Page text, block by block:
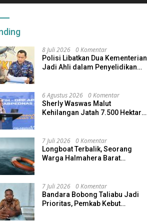
8 Juli 2026 0 Komentar
Polisi Libatkan Dua Kementerian
Jadi Ahli dalam Penyelidikan
6 Agustus 2026 0 Komentar
Sherly Waswas Malut
Kehilangan Jatah 7.500 Hektare
7 Juli 2026 0 Komentar
Longboat Terbalik, Seorang
Warga Halmahera Barat
7 Juli 2026 0 Komentar
Bandara Bobong Taliabu Jadi
Prioritas, Pemkab Kebut